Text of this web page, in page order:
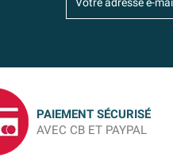
PAIEMENT SÉCURISÉ
AVEC CB ET PAYPAL